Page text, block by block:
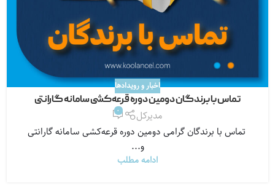
اخبار و رویدادها
تماس با برندگان دومین دوره قرعه‌کشی سامانه گارانتی
مدیرکل 0
تماس با برندگان گرامی دومین دوره قرعه‌کشی سامانه گارانتی
و...
ادامه مطلب